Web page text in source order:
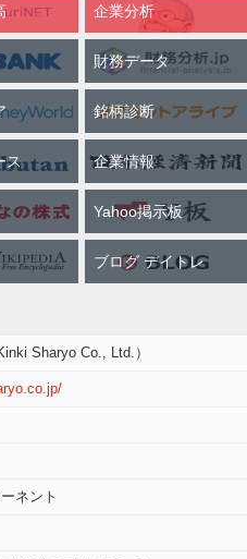
企業分析
財務データ
銘柄診断
ス 企業情報
Yahoo掲示板
ブログ デイトレ
Sharyo Co., Ltd.）
ネント